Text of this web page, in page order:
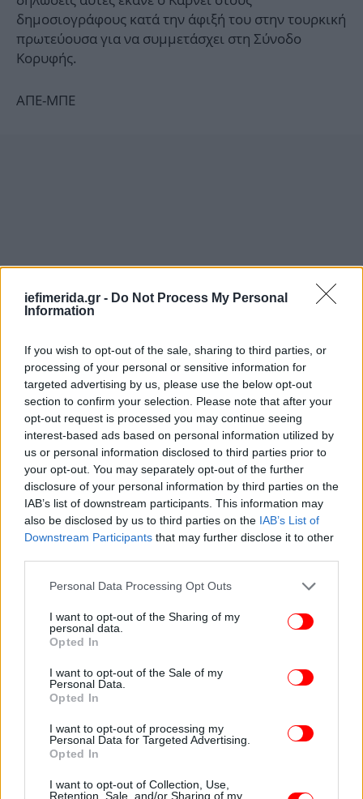
iefimerida.gr - Do Not Process My Personal
Information
If you wish to opt-out of the sale, sharing to third parties, or
processing of your personal or sensitive information for
targeted advertising by us, please use the below opt-out
section to confirm your selection. Please note that after your
opt-out request is processed you may continue seeing
interest-based ads based on personal information utilized by
us or personal information disclosed to third parties prior to
your opt-out. You may separately opt-out of the further
disclosure of your personal information by third parties on the
IAB’s list of downstream participants. This information may
also be disclosed by us to third parties on the IAB’s List of
Downstream Participants that may further disclose it to other
Please note that this website/app uses one or more Google
not limited to your visit or usage behaviour. You may click to
grant or deny consent to Google and its third-party tags to
use your data for below specified purposes in below Google
consent section.
Personal Data Processing Opt Outs
I want to opt-out of the Sharing of my
personal data.
Opted In
I want to opt-out of the Sale of my
Personal Data.
Opted In
I want to opt-out of processing my
Personal Data for Targeted Advertising.
Opted In
I want to opt-out of Collection, Use,
Retention, Sale, and/or Sharing of my
δημοσιογράφους κατά την άφιξή του στην τουρκική
πρωτεύουσα για να συμμετάσχει στη Σύνοδο
Κορυφής.
ΑΠΕ-ΜΠΕ